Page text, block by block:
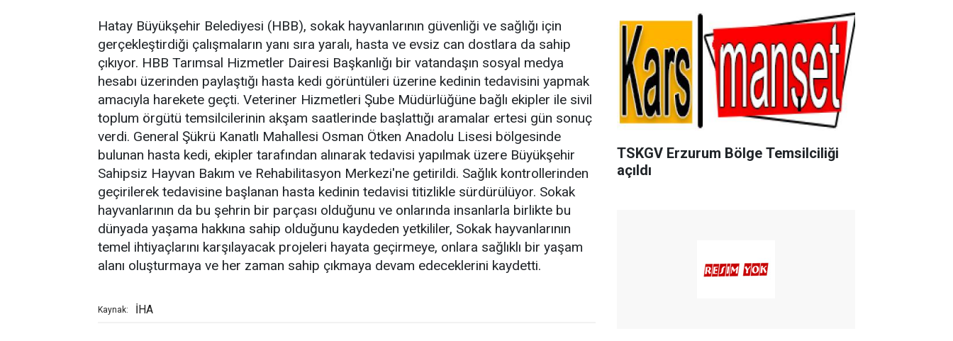
Hatay Büyükşehir Belediyesi (HBB), sokak hayvanlarının güvenliği ve sağlığı için
gerçekleştirdiği çalışmaların yanı sıra yaralı, hasta ve evsiz can dostlara da sahip
çıkıyor. HBB Tarımsal Hizmetler Dairesi Başkanlığı bir vatandaşın sosyal medya
hesabı üzerinden paylaştığı hasta kedi görüntüleri üzerine kedinin tedavisini yapmak
amacıyla harekete geçti. Veteriner Hizmetleri Şube Müdürlüğüne bağlı ekipler ile sivil
toplum örgütü temsilcilerinin akşam saatlerinde başlattığı aramalar ertesi gün sonuç
verdi. General Şükrü Kanatlı Mahallesi Osman Ötken Anadolu Lisesi bölgesinde
bulunan hasta kedi, ekipler tarafından alınarak tedavisi yapılmak üzere Büyükşehir
Sahipsiz Hayvan Bakım ve Rehabilitasyon Merkezi'ne getirildi. Sağlık kontrollerinden
geçirilerek tedavisine başlanan hasta kedinin tedavisi titizlikle sürdürülüyor. Sokak
hayvanlarının da bu şehrin bir parçası olduğunu ve onlarında insanlarla birlikte bu
dünyada yaşama hakkına sahip olduğunu kaydeden yetkililer, Sokak hayvanlarının
temel ihtiyaçlarını karşılayacak projeleri hayata geçirmeye, onlara sağlıklı bir yaşam
alanı oluşturmaya ve her zaman sahip çıkmaya devam edeceklerini kaydetti.
Kaynak: İHA
TSKGV Erzurum Bölge Temsilciliği
açıldı